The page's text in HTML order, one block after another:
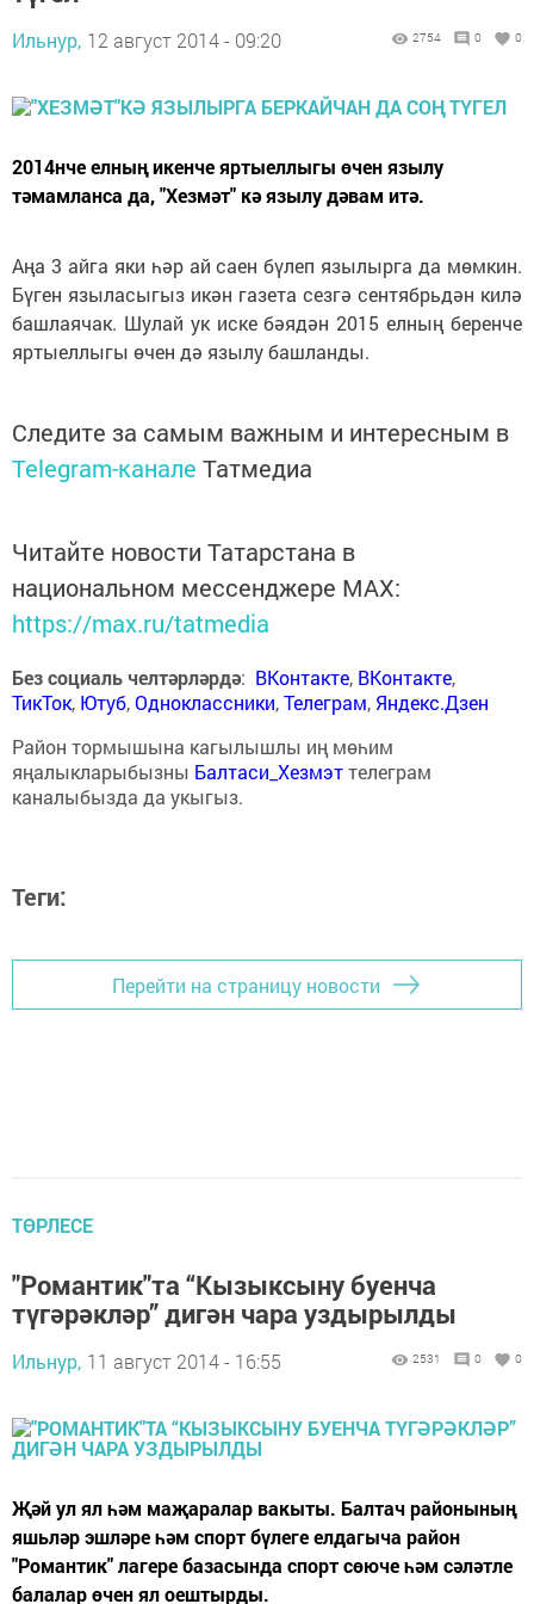
Ильнур, 12 август 2014 - 09:20 2754 0 0
2014нче елның икенче яртыеллыгы өчен язылу
тәмамланса да, "Хезмәт" кә язылу дәвам итә.
Аңа 3 айга яки һәр ай саен бүлеп язылырга да мөмкин.
Бүген языласыгыз икән газета сезгә сентябрьдән килә
башлаячак. Шулай ук иске бәядән 2015 елның беренче
яртыеллыгы өчен дә язылу башланды.
Следите за самым важным и интересным в
Telegram-канале Татмедиа
Читайте новости Татарстана в
национальном мессенджере MАХ:
https://max.ru/tatmedia
Без социаль челтәрләрдә: ВКонтакте, ВКонтакте,
ТикТок, Ютуб,Одноклассники,Телеграм, Яндекс.Дзен
Район тормышына кагылышлы иң мөһим
яңалыкларыбызны Балтаси_Хезмэттелеграм
каналыбызда да укыгыз.
Теги:
Перейти на страницу новости
ТӨРЛЕСЕ
"Романтик"та “Кызыксыну буенча
түгәрәкләр” дигән чара уздырылды
Ильнур, 11 август 2014 - 16:55 2531 0 0
Җәй ул ял һәм маҗаралар вакыты. Балтач районының
яшьләр эшләре һәм спорт бүлеге елдагыча район
"Романтик" лагере базасында спорт сөюче һәм сәләтле
балалар өчен ял оештырды.